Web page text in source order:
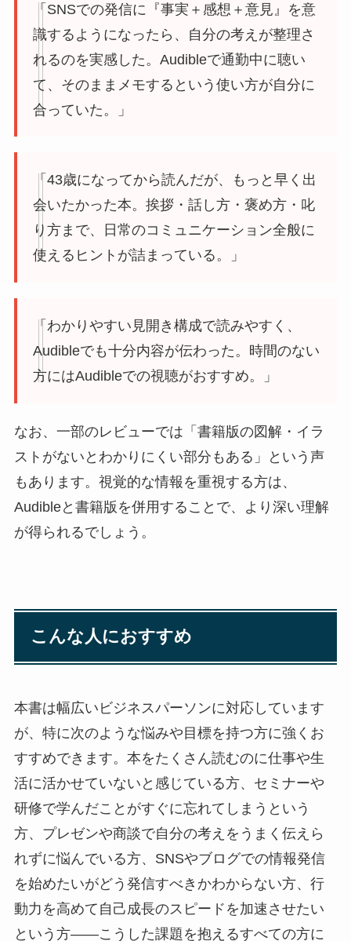
「SNSでの発信に『事実＋感想＋意見』を意
識するようになったら、自分の考えが整理さ
れるのを実感した。Audibleで通勤中に聴い
て、そのままメモするという使い方が自分に
合っていた。」
「43歳になってから読んだが、もっと早く出
会いたかった本。挨拶・話し方・褒め方・叱
り方まで、日常のコミュニケーション全般に
使えるヒントが詰まっている。」
「わかりやすい見開き構成で読みやすく、
Audibleでも十分内容が伝わった。時間のない
方にはAudibleでの視聴がおすすめ。」
なお、一部のレビューでは「書籍版の図解・イラ
ストがないとわかりにくい部分もある」という声
もあります。視覚的な情報を重視する方は、
Audibleと書籍版を併用することで、より深い理解
が得られるでしょう。
こんな人におすすめ
本書は幅広いビジネスパーソンに対応しています
が、特に次のような悩みや目標を持つ方に強くお
すすめできます。本をたくさん読むのに仕事や生
活に活かせていないと感じている方、セミナーや
研修で学んだことがすぐに忘れてしまうという
方、プレゼンや商談で自分の考えをうまく伝えら
れずに悩んでいる方、SNSやブログでの情報発信
を始めたいがどう発信すべきかわからない方、行
動力を高めて自己成長のスピードを加速させたい
という方——こうした課題を抱えるすべての方に